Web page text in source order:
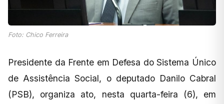
Foto: Chico Ferreira
Presidente da Frente em Defesa do Sistema Único
de Assistência Social, o deputado Danilo Cabral
(PSB), organiza ato, nesta quarta-feira (6), em